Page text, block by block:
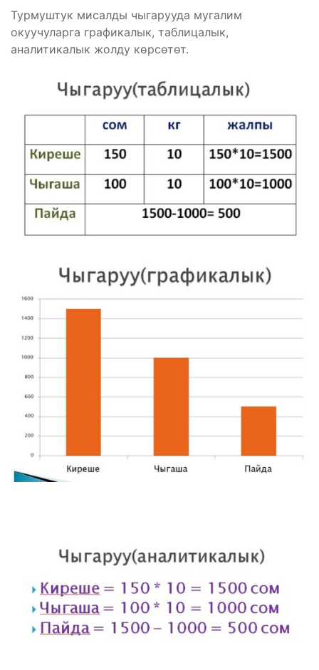
Турмуштук мисалды чыгарууда мугалим
окуучуларга графикалык, таблицалык,
аналитикалык жолду көрсөтөт.